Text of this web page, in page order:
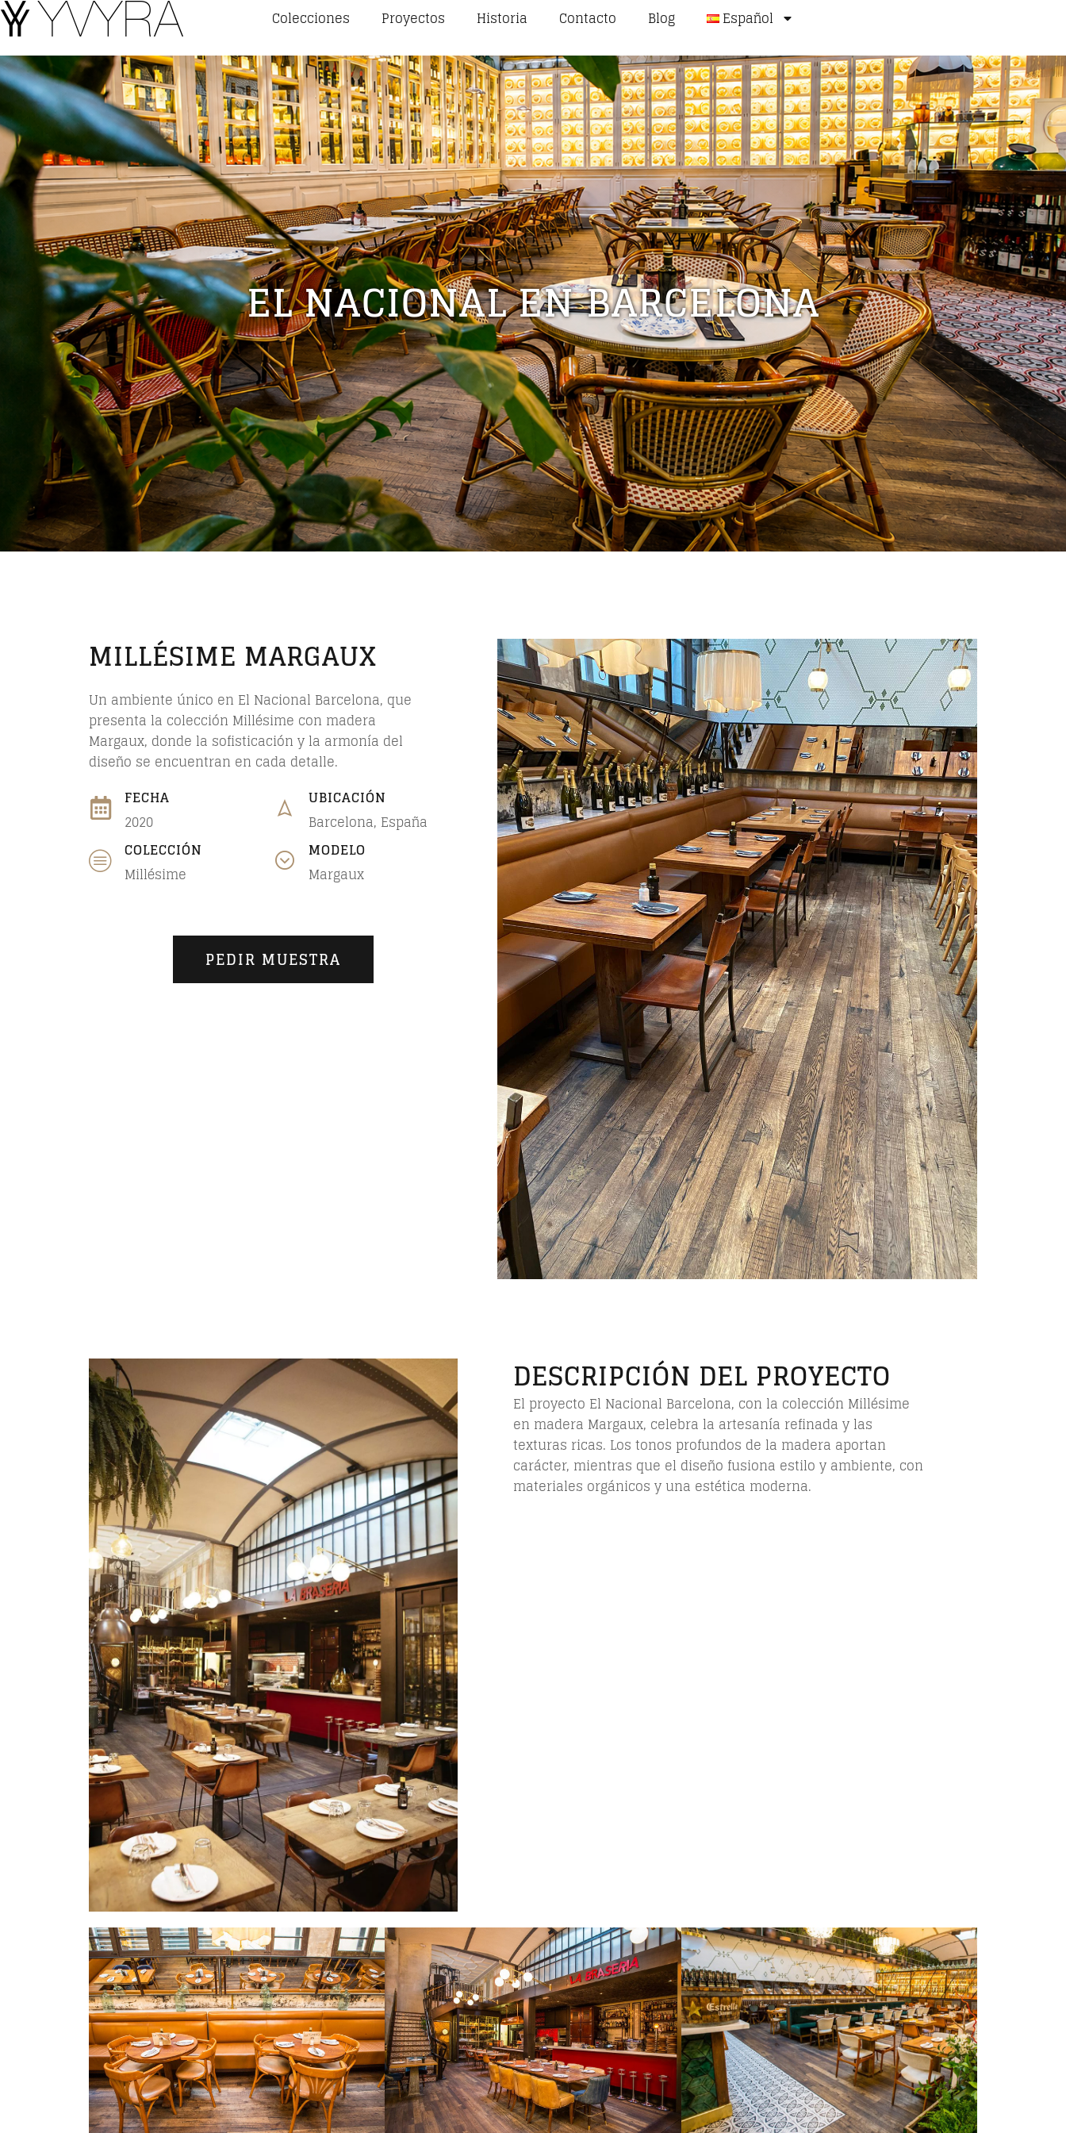
Colecciones Proyectos Historia Contacto Blog Español
EL NACIONAL EN BARCELONA
MILLÉSIME MARGAUX
Un ambiente único en El Nacional Barcelona, que
presenta la colección Millésime con madera
Margaux, donde la sofisticación y la armonía del
diseño se encuentran en cada detalle.
FECHA
2020
UBICACIÓN
Barcelona, España
COLECCIÓN
Millésime
MODELO
Margaux
PEDIR MUESTRA
DESCRIPCIÓN DEL PROYECTO
El proyecto El Nacional Barcelona, con la colección Millésime
en madera Margaux, celebra la artesanía refinada y las
texturas ricas. Los tonos profundos de la madera aportan
carácter, mientras que el diseño fusiona estilo y ambiente, con
materiales orgánicos y una estética moderna.